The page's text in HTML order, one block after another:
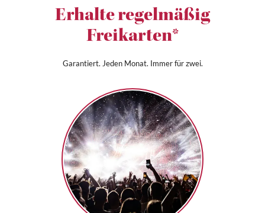
Erhalte regelmäßig
Freikarten*
Garantiert. Jeden Monat. Immer für zwei.